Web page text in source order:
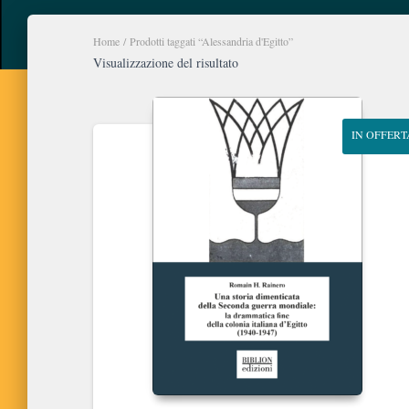
Home / Prodotti taggati “Alessandria d'Egitto”
Visualizzazione del risultato
IN